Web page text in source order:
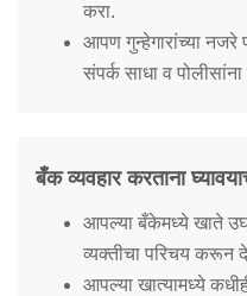
करा.
आपण गुन्हेगारांच्या
संपर्क साधा व
बँक व्यवहार करताना
आपल्या बँकेमध्ये खाते
व्यक्तीचा परिचय करून
आपल्या खात्यामध्ये